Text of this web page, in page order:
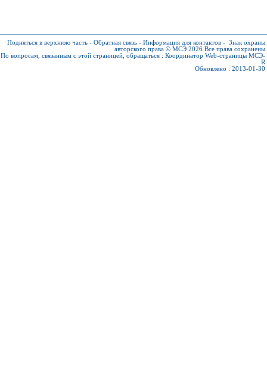
Подняться в верхнюю часть - Обратная связь - Информация для контактов - Знак охраны
авторского права © МСЭ 2026 Все права сохранены
По вопросам, связанным с этой страницей, обращаться : Координатор Web-страницы МСЭ-
R
Обновлено : 2013-01-30